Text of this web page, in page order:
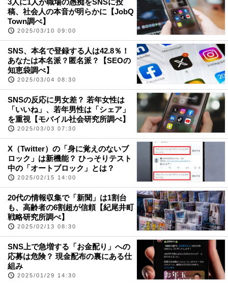
3人に1人が職場の愚痴をSNSに投
稿、社会人の本音が明らかに【JobQ
Town調べ】
2025/03/10 09:00
SNS、本名で登録する人は42.8％！
あなたは本名派？匿名派？【SEOの
知恵袋調べ】
2025/03/04 08:30
SNSの反応に男女差？ 若年女性は
「いいね」、若年男性は「シェア」
を重視【モバイル社会研究所調べ】
2025/03/03 07:30
X（Twitter）の「身に覚えのないブ
ロック」は新機能？ ひっそりテスト
中の「オートブロック」とは？
2025/02/15 14:00
20代の情報収集で「新聞」は1割台
も、高齢者の6割超が信頼【紀尾井町
戦略研究所調べ】
2025/02/13 08:30
SNS上で急増する「お金配り」への
応募は危険？ 現金配布の裏にある仕
組み
2025/01/29 14:30